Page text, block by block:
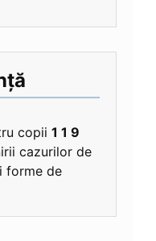
copii 1 1 9
cazurilor de
forme de